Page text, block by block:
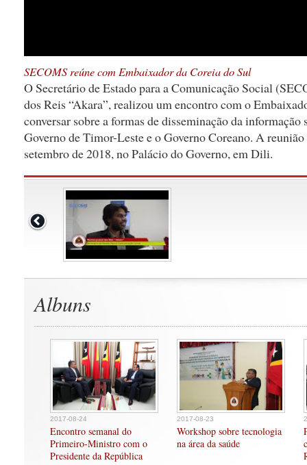
SECOMS reúne com Embaixador da Coreia do Sul
O Secretário de Estado para a Comunicação Social
dos Reis “Akara”, realizou um encontro com o
conversar sobre a formas de disseminação da informação
Governo de Timor-Leste e o Governo Coreano. A
setembro de 2018, no Palácio do Governo, em Dili.
Albuns
2017-08-24
Encontro semanal do
Primeiro-Ministro com o
Presidente da República
2017-08-23
Workshop sobre tecnologia
na área da saúde